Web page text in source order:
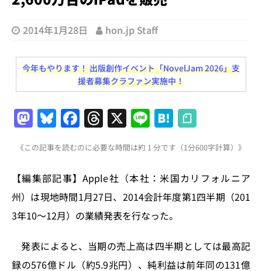
2014年1月28日 hon.jp Staff
今年もやります！ 出版創作イベント「NovelJam 2026」支
援者募集クラファン実施中！
M
a
st
o
d
o
Bl
u
e
s
k
y
F
a
c
e
b
o
k
T
h
re
a
d
s
X Li
n
e
H
at
e
n
a
《この記事を読むのに必要な時間は約 1 分です（1分600字計算）》
【編集部記事】Apple社（本社：米国カリフォルニア
州）は現地時間1月27日、2014会計年度第1四半期（201
3年10〜12月）の業績発表を行なった。
発表によると、当期の売上高は四半期としては最高記
録の576億ドル（約5.9兆円）、純利益は前年同の131億